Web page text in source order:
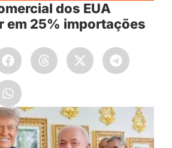
dos EUA
em 25% importações